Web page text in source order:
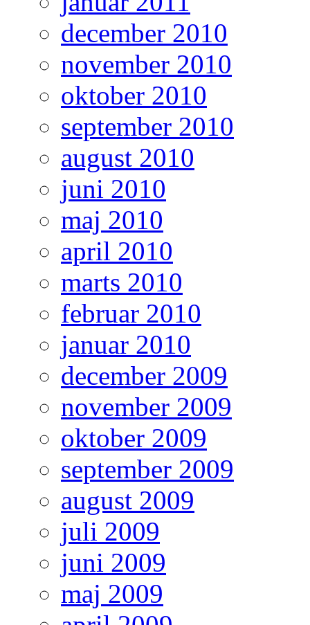
december 2010
november 2010
oktober 2010
september 2010
august 2010
juni 2010
maj 2010
april 2010
marts 2010
februar 2010
januar 2010
december 2009
november 2009
oktober 2009
september 2009
august 2009
juli 2009
juni 2009
maj 2009